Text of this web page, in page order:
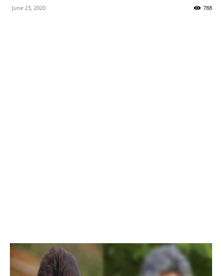
June 23, 2020 788